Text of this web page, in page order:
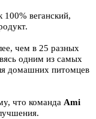
100% веганский,
чем в 25 разных
одним из самых
домашних питомцев
что команда Ami